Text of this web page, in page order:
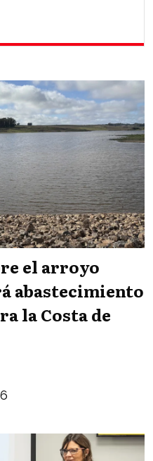
el arroyo
abastecimiento
la Costa de